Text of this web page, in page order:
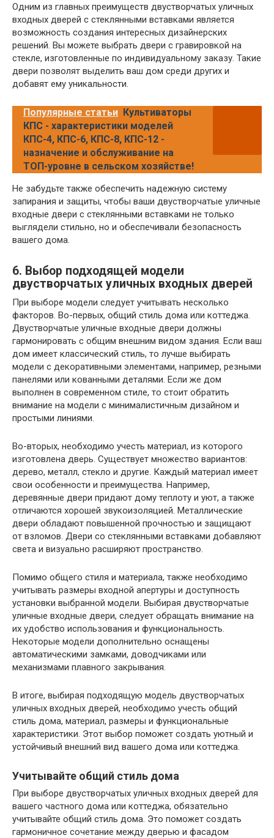
Одним из главных преимуществ двустворчатых уличных
входных дверей с стеклянными вставками является
возможность создания интересных дизайнерских
решений. Вы можете выбрать двери с гравировкой на
стекле, изготовленные по индивидуальному заказу. Такие
двери позволят выделить ваш дом среди других и
добавят ему уникальности.
Популярные статьи Культиваторы
КПС - характеристики моделей
КПС-4, КПС-6, КПС-8, КПС-12 -
назначение и обслуживание на
ТОП-уровне в сельском хозяйстве!
Не забудьте также обеспечить надежную систему
запирания и защиты, чтобы ваши двустворчатые уличные
входные двери с стеклянными вставками не только
выглядели стильно, но и обеспечивали безопасность
вашего дома.
6. Выбор подходящей модели
двустворчатых уличных входных дверей
При выборе модели следует учитывать несколько
факторов. Во-первых, общий стиль дома или коттеджа.
Двустворчатые уличные входные двери должны
гармонировать с общим внешним видом здания. Если ваш
дом имеет классический стиль, то лучше выбирать
модели с декоративными элементами, например, резными
панелями или кованными деталями. Если же дом
выполнен в современном стиле, то стоит обратить
внимание на модели с минималистичным дизайном и
простыми линиями.
Во-вторых, необходимо учесть материал, из которого
изготовлена дверь. Существует множество вариантов:
дерево, металл, стекло и другие. Каждый материал имеет
свои особенности и преимущества. Например,
деревянные двери придают дому теплоту и уют, а также
отличаются хорошей звукоизоляцией. Металлические
двери обладают повышенной прочностью и защищают
от взломов. Двери со стеклянными вставками добавляют
света и визуально расширяют пространство.
Помимо общего стиля и материала, также необходимо
учитывать размеры входной апертуры и доступность
установки выбранной модели. Выбирая двустворчатые
уличные входные двери, следует обращать внимание на
их удобство использования и функциональность.
Некоторые модели дополнительно оснащены
автоматическими замками, доводчиками или
механизмами плавного закрывания.
В итоге, выбирая подходящую модель двустворчатых
уличных входных дверей, необходимо учесть общий
стиль дома, материал, размеры и функциональные
характеристики. Этот выбор поможет создать уютный и
устойчивый внешний вид вашего дома или коттеджа.
Учитывайте общий стиль дома
При выборе двустворчатых уличных входных дверей для
вашего частного дома или коттеджа, обязательно
учитывайте общий стиль дома. Это поможет создать
гармоничное сочетание между дверью и фасадом